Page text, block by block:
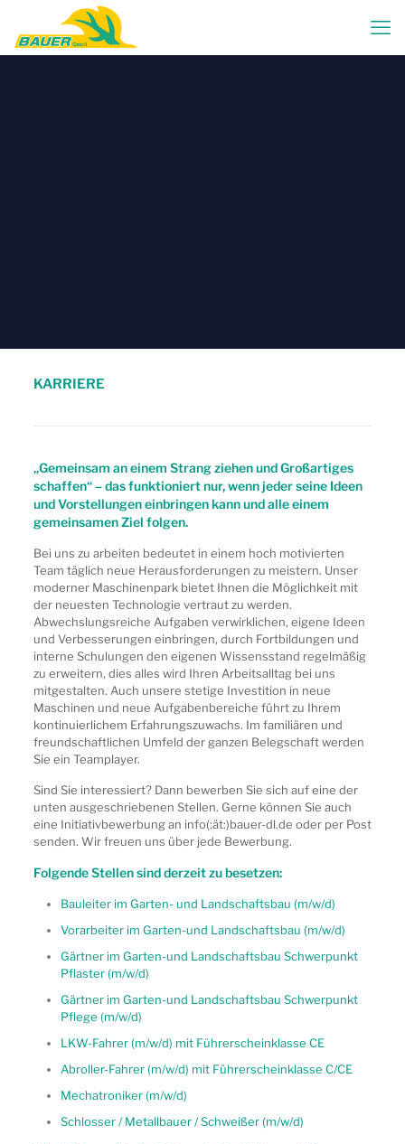
KARRIERE
„Gemeinsam an einem Strang ziehen und Großartiges
schaffen“ – das funktioniert nur, wenn jeder seine Ideen
und Vorstellungen einbringen kann und alle einem
gemeinsamen Ziel folgen.
Bei uns zu arbeiten bedeutet in einem hoch motivierten
Team täglich neue Herausforderungen zu meistern. Unser
moderner Maschinenpark bietet Ihnen die Möglichkeit mit
der neuesten Technologie vertraut zu werden.
Abwechslungsreiche Aufgaben verwirklichen, eigene Ideen
und Verbesserungen einbringen, durch Fortbildungen und
interne Schulungen den eigenen Wissensstand regelmäßig
zu erweitern, dies alles wird Ihren Arbeitsalltag bei uns
mitgestalten. Auch unsere stetige Investition in neue
Maschinen und neue Aufgabenbereiche führt zu Ihrem
kontinuierlichem Erfahrungszuwachs. Im familiären und
freundschaftlichen Umfeld der ganzen Belegschaft werden
Sie ein Teamplayer.
Sind Sie interessiert? Dann bewerben Sie sich auf eine der
unten ausgeschriebenen Stellen. Gerne können Sie auch
eine Initiativbewerbung an info(:ät:)bauer-dl.de oder per Post
senden. Wir freuen uns über jede Bewerbung.
Folgende Stellen sind derzeit zu besetzen:
Bauleiter im Garten- und Landschaftsbau (m/w/d)
Vorarbeiter im Garten-und Landschaftsbau (m/w/d)
Gärtner im Garten-und Landschaftsbau Schwerpunkt
Pflaster (m/w/d)
Gärtner im Garten-und Landschaftsbau Schwerpunkt
Pflege (m/w/d)
LKW-Fahrer (m/w/d) mit Führerscheinklasse CE
Abroller-Fahrer (m/w/d) mit Führerscheinklasse C/CE
Mechatroniker (m/w/d)
Schlosser / Metallbauer / Schweißer (m/w/d)